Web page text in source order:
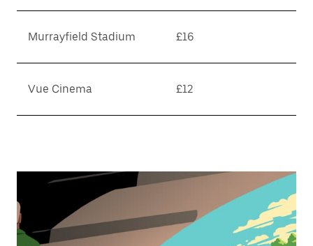
Murrayfield Stadium £16
Vue Cinema £12